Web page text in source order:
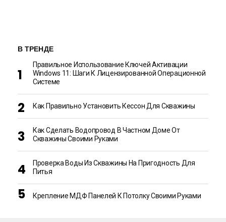
В ТРЕНДЕ
Правильное Использование Ключей Активации
Windows 11: Шаги К Лицензированной Операционной
Системе
Как Правильно Установить Кессон Для Скважины
Как Сделать Водопровод В Частном Доме От
Скважины Своими Руками
Проверка Воды Из Скважины На Пригодность Для
Питья
Крепление МДФ Панелей К Потолку Своими Руками